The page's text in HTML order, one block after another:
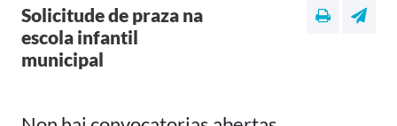
Solicitude de praza na
escola infantil
municipal